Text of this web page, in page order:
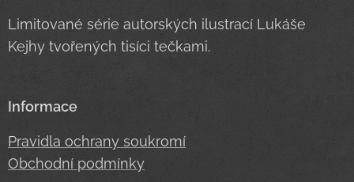
Limitované série autorských ilustrací Lukáše
Kejhy tvořených tisíci tečkami.
Informace
Pravidla ochrany soukromí
Obchodní podmínky